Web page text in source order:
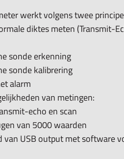
toont verschil met
2 tot 9 metingen
is precies gemeten ondanks
en max. waardes met 10
actuele dikte (ideaal voor hoge
werkt volgens twee
diktes meten (Transmit-
sonde erkenning
sonde kalibrering
alarm
van metingen:
echo en scan
van 5000 waarden
USB output met software